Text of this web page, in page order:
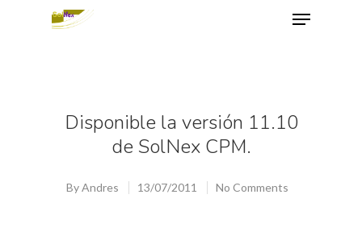
Disponible la versión 11.10
de SolNex CPM.
ByAndres 13/07/2011 No Comments